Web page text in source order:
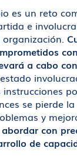
es un reto
e
a cabo
se pierde
y
abordar con
de